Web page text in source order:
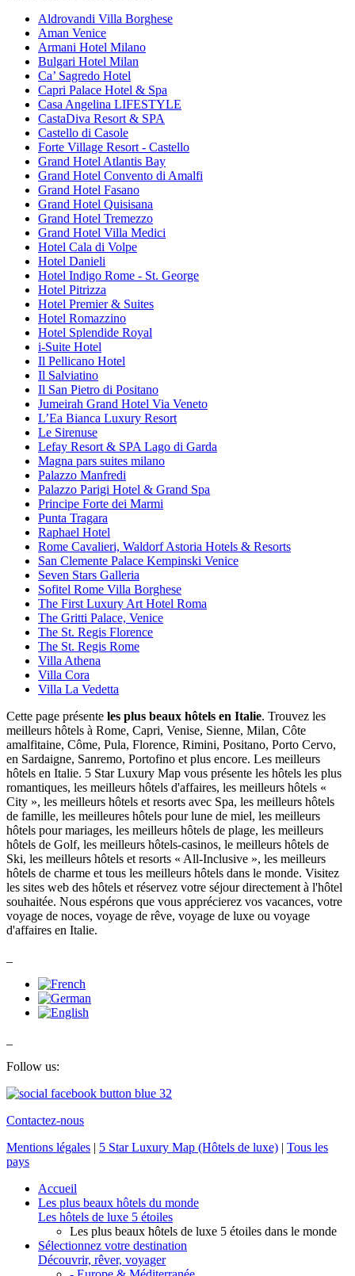
Aldrovandi Villa Borghese
Aman Venice
Armani Hotel Milano
Bulgari Hotel Milan
Ca’ Sagredo Hotel
Capri Palace Hotel & Spa
Casa Angelina LIFESTYLE
CastaDiva Resort & SPA
Castello di Casole
Forte Village Resort - Castello
Grand Hotel Atlantis Bay
Grand Hotel Convento di Amalfi
Grand Hotel Fasano
Grand Hotel Quisisana
Grand Hotel Tremezzo
Grand Hotel Villa Medici
Hotel Cala di Volpe
Hotel Danieli
Hotel Indigo Rome - St. George
Hotel Pitrizza
Hotel Premier & Suites
Hotel Romazzino
Hotel Splendide Royal
i-Suite Hotel
Il Pellicano Hotel
Il Salviatino
Il San Pietro di Positano
Jumeirah Grand Hotel Via Veneto
L’Ea Bianca Luxury Resort
Le Sirenuse
Lefay Resort & SPA Lago di Garda
Magna pars suites milano
Palazzo Manfredi
Palazzo Parigi Hotel & Grand Spa
Principe Forte dei Marmi
Punta Tragara
Raphael Hotel
Rome Cavalieri, Waldorf Astoria Hotels & Resorts
San Clemente Palace Kempinski Venice
Seven Stars Galleria
Sofitel Rome Villa Borghese
The First Luxury Art Hotel Roma
The Gritti Palace, Venice
The St. Regis Florence
The St. Regis Rome
Villa Athena
Villa Cora
Villa La Vedetta
Cette page présente les plus beaux hôtels en Italie. Trouvez les
meilleurs hôtels à Rome, Capri, Venise, Sienne, Milan, Côte
amalfitaine, Côme, Pula, Florence, Rimini, Positano, Porto Cervo,
en Sardaigne, Sanremo, Portofino et plus encore. Les meilleurs
hôtels en Italie. 5 Star Luxury Map vous présente les hôtels les plus
romantiques, les meilleurs hôtels d'affaires, les meilleurs hôtels «
City », les meilleurs hôtels et resorts avec Spa, les meilleurs hôtels
de famille, les meilleures hôtels pour lune de miel, les meilleurs
hôtels pour mariages, les meilleurs hôtels de plage, les meilleurs
hôtels de Golf, les meilleurs hôtels-casinos, le meilleurs hôtels de
Ski, les meilleurs hôtels et resorts « All-Inclusive », les meilleurs
hôtels de charme et tous les meilleurs hôtels dans le monde. Visitez
les sites web des hôtels et réservez votre séjour directement à l'hôtel
souhaitée. Nous espérons que vous apprécierez vos vacances, votre
voyage de noces, voyage de rêve, voyage de luxe ou voyage
d'affaires en Italie.
Follow us:
Contactez-nous
Mentions légales | 5 Star Luxury Map (Hôtels de luxe) | Tous les
pays
Accueil
Les plus beaux hôtels du monde
Les hôtels de luxe 5 étoiles
Les plus beaux hôtels de luxe 5 étoiles dans le monde
Sélectionnez votre destination
Découvrir, rêver, voyager